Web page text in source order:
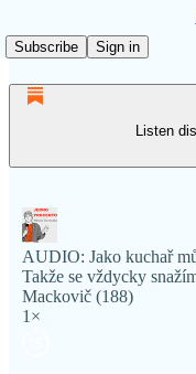
Subscribe
Sign in
Listen
AUDIO: Jako kuchař
Takže se vždycky
Mackovič (188)
1×